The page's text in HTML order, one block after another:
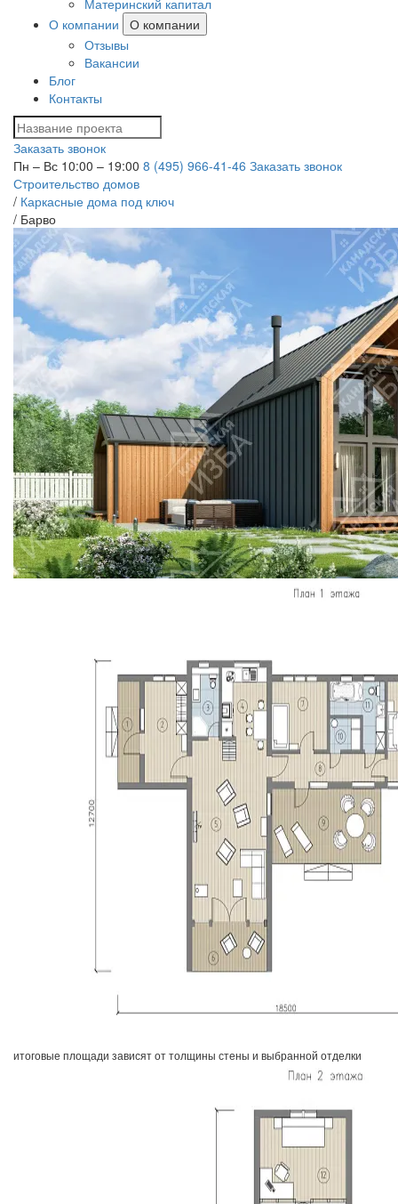
О компании
О компании
Отзывы
Вакансии
Блог
Контакты
Заказать звонок
Пн – Вс 10:00 – 19:00 8 (495) 966-41-46 Заказать звонок
Строительство домов
/ Каркасные дома под ключ
/ Барво
итоговые площади зависят от толщины стены и выбранной отделки